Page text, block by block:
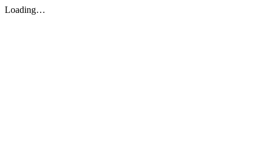
Loading…